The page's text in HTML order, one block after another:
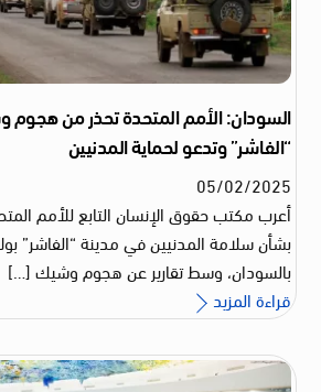
السودان: الأمم المتحدة تحذر من
“الفاشر” وتدعو لحماية المدنيين
05/02/2025
أعرب مكتب حقوق الإنسان التابع للأمم
بشأن سلامة المدنيين في مدينة “الفاشر”
بالسودان، وسط تقارير عن هجوم وشيك […]
قراءة المزيد